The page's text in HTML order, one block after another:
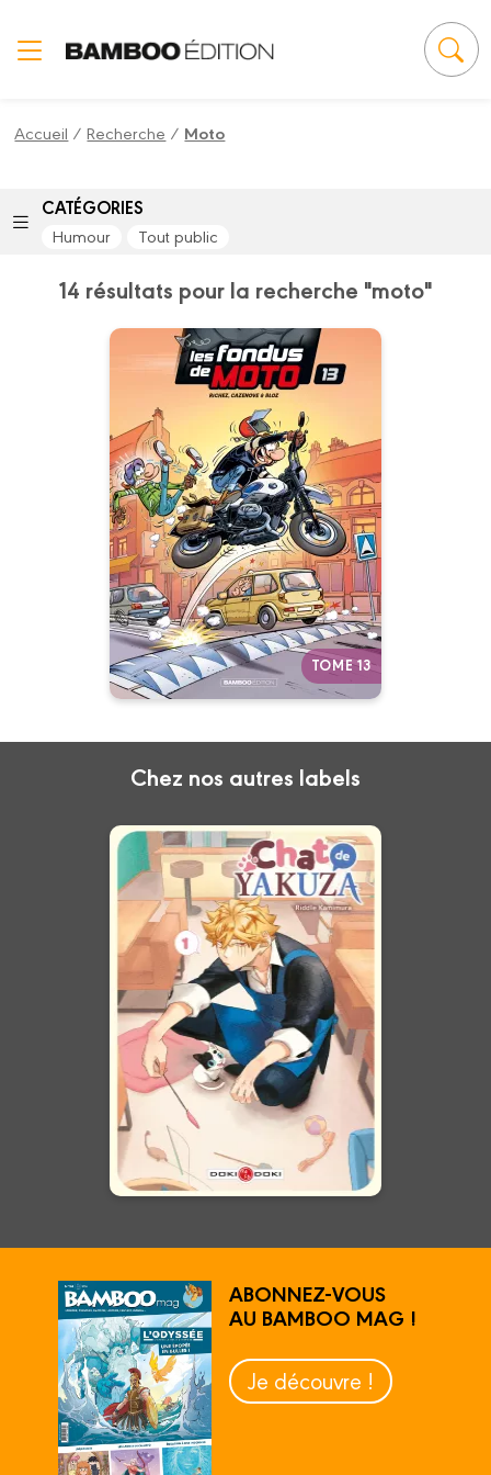
Accueil /Recherche / Moto
CATÉGORIES
Humour Tout public
14 résultats pour la recherche "moto"
TOME 13
Les Fondus de
moto
Tome 13
Date de parution :
21/08/2024
La série qui carbure à l’humour !
Autres tomes
Chez nos autres labels
Chat de yakuza
Vol. 01
Date de parution :
04/05/2022
Quand un (ex-)yakuza recueille
un adorable chaton... En voilà,
un duo improbable ! Une
comédie animalière feel-good !
En voir +
ABONNEZ-VOUS
AU BAMBOO MAG !
Je découvre !